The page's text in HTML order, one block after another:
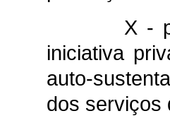
X -
iniciativa
auto-
dos serviços